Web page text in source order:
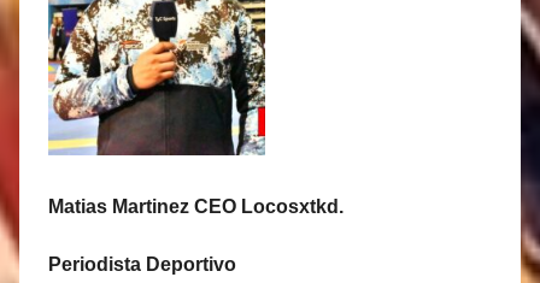
Matias Martinez CEO Locosxtkd.
Periodista Deportivo